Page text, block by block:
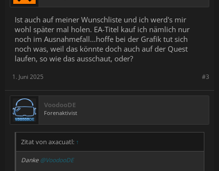
Ist auch auf meiner Wunschliste und ich werd's mir
wohl später mal holen. EA-Titel kauf ich nämlich nur
noch im Ausnahmefall...hoffe bei der Grafik tut sich
noch was, weil das könnte doch auch auf der Quest
laufen, so wie das ausschaut, oder?
#3
1. Juni 2025
VoodooDE
Forenaktivist
Zitat von axacuatl: ↑
Danke @VoodooDE